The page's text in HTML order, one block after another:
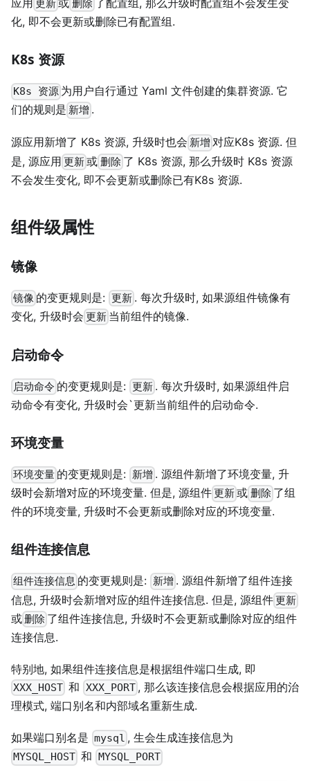
应用 更新或 删除 了配置组, 那么升级时配置组不会发生变
化, 即不会更新或删除已有配置组.
K8s 资源
K8s 资源 为用户自行通过 Yaml 文件创建的集群资源. 它
们的规则是 新增 .
源应用新增了 K8s 资源, 升级时也会 新增对应K8s 资源. 但
是, 源应用 更新或 删除了 K8s 资源, 那么升级时 K8s 资源
不会发生变化, 即不会更新或删除已有K8s 资源.
组件级属性
镜像
镜像 的变更规则是: 更新. 每次升级时, 如果源组件镜像有
变化, 升级时会 更新 当前组件的镜像.
启动命令
启动命令 的变更规则是: 更新 . 每次升级时, 如果源组件启
动命令有变化, 升级时会`更新当前组件的启动命令.
环境变量
环境变量 的变更规则是: 新增 . 源组件新增了环境变量, 升
级时会新增对应的环境变量. 但是, 源组件更新或 删除 了组
件的环境变量, 升级时不会更新或删除对应的环境变量.
组件连接信息
组件连接信息 的变更规则是: 新增 . 源组件新增了组件连接
信息, 升级时会新增对应的组件连接信息. 但是, 源组件更新
或删除 了组件连接信息, 升级时不会更新或删除对应的组件
连接信息.
特别地, 如果组件连接信息是根据组件端口生成, 即
XXX_HOST 和 XXX_PORT, 那么该连接信息会根据应用的治
理模式, 端口别名和内部域名重新生成.
如果端口别名是 mysql , 生会生成连接信息为
MYSQL_HOST 和 MYSQL_PORT